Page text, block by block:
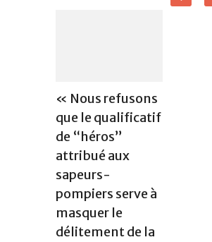
« Nous refusons
que le qualificatif
de “héros”
attribué aux
sapeurs-
pompiers serve à
masquer le
délitement de la